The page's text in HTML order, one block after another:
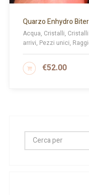
Quarzo Enhydro
Acqua, Cristalli,
arrivi, Pezzi unici,
€52.00
AGGIUNGI AL